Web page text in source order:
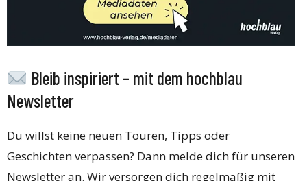
Bleib inspiriert – mit dem hochblau
Newsletter
Du willst keine neuen Touren, Tipps oder
Geschichten verpassen? Dann melde dich für unseren
Newsletter an. Wir versorgen dich regelmäßig mit